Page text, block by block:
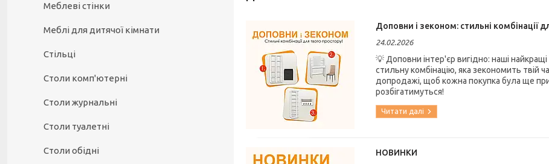
Доповни і зеконом: стильні комбінації
24.02.2026
💡 Доповни інтер'єр вигідно: наші
стильну комбінацію, яка зекономить твій
допродажі, щоб кожна покупка була ще
розбігатимуться!
НОВИНКИ
Меблеві стінки
Меблі для дитячої кімнати
Стільці
Столи комп'ютерні
Столи журнальні
Столи туалетні
Столи обідні